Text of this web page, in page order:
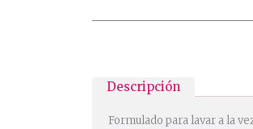
Descripción
Formulado para lavar a la